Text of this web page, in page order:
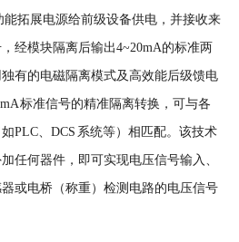
能拓展电源给前级设备供电，并接收来
经模块隔离后输出4~20mA的标准两
有的电磁隔离模式及高效能后级馈电
标准信号的精准隔离转换，可与各
PLC、DCS 系统等）相匹配。该技术
任何器件，即可实现电压信号输入、
或电桥（称重）检测电路的电压信号